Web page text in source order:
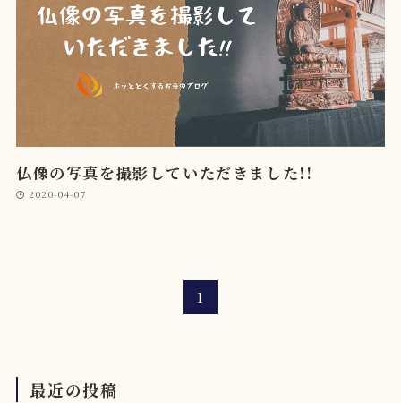
仏像の写真を撮影していただきました!!
2020-04-07
1
最近の投稿